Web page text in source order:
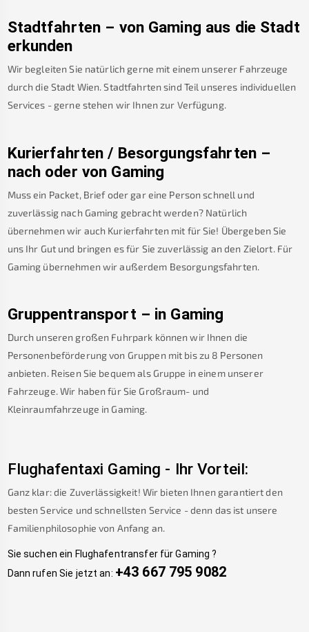
Stadtfahrten – von Gaming aus die Stadt
erkunden
Wir begleiten Sie natürlich gerne mit einem unserer Fahrzeuge
durch die Stadt Wien. Stadtfahrten sind Teil unseres individuellen
Services - gerne stehen wir Ihnen zur Verfügung.
Kurierfahrten / Besorgungsfahrten –
nach oder von Gaming
Muss ein Packet, Brief oder gar eine Person schnell und
zuverlässig nach Gaming gebracht werden? Natürlich
übernehmen wir auch Kurierfahrten mit für Sie! Übergeben Sie
uns Ihr Gut und bringen es für Sie zuverlässig an den Zielort. Für
Gaming übernehmen wir außerdem Besorgungsfahrten.
Gruppentransport – in Gaming
Durch unseren großen Fuhrpark können wir Ihnen die
Personenbeförderung von Gruppen mit bis zu 8 Personen
anbieten. Reisen Sie bequem als Gruppe in einem unserer
Fahrzeuge. Wir haben für Sie Großraum- und
Kleinraumfahrzeuge in Gaming.
Flughafentaxi Gaming - Ihr Vorteil:
Ganz klar: die Zuverlässigkeit! Wir bieten Ihnen garantiert den
besten Service und schnellsten Service - denn das ist unsere
Familienphilosophie von Anfang an.
Sie suchen ein Flughafentransfer für Gaming ?
Dann rufen Sie jetzt an: +43 667 795 9082